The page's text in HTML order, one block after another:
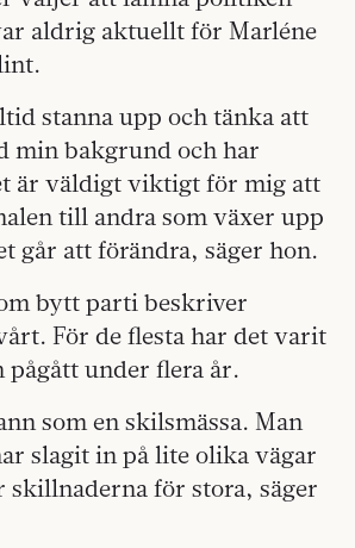
aldrig aktuellt för Marléne
stanna upp och tänka att
min bakgrund och har
är väldigt viktigt för mig att
till andra som växer upp
går att förändra, säger hon.
bytt parti beskriver
För de flesta har det varit
pågått under flera år.
som en skilsmässa. Man
slagit in på lite olika vägar
för stora, säger